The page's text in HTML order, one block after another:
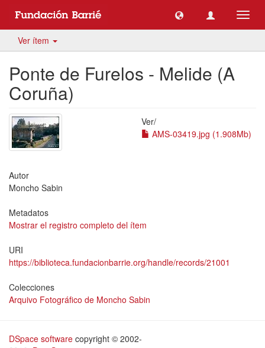
Ver ítem
Ponte de Furelos - Melide (A
Coruña)
Ver/
AMS-03419.jpg (1.908Mb)
Autor
Moncho Sabin
Metadatos
Mostrar el registro completo del ítem
URI
https://biblioteca.fundacionbarrie.org/handle/records/21001
Colecciones
Arquivo Fotográfico de Moncho Sabin
DSpace software copyright © 2002-